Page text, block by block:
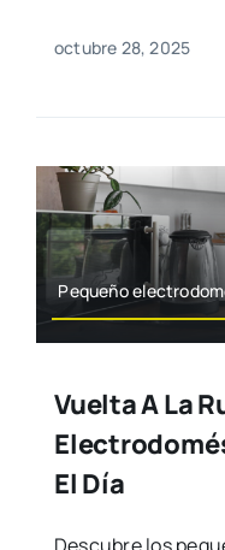
octubre 28, 2025
Pequeño
Vuelta A La
El Día